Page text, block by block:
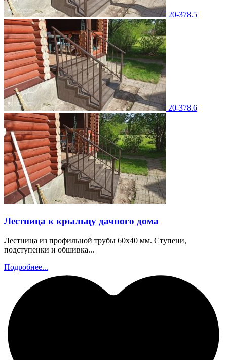
20-378.5
20-378.6
Лестница к крыльцу дачного дома
Лестница из профильной трубы 60х40 мм. Ступени,
подступенки и обшивка...
Подробнее...